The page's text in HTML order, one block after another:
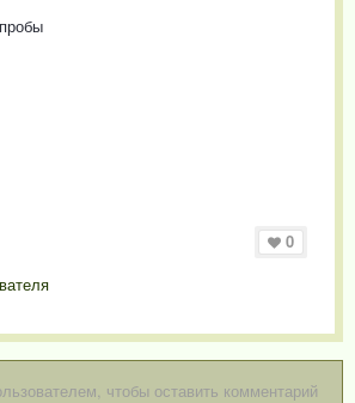
0
чтобы оставить комментарий